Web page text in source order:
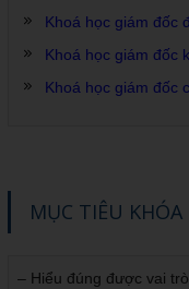
Khoá học giám đốc
Khoá học giám đốc
Khoá học giám đốc
MỤC TIÊU KHÓA
– Hiểu đúng được vai